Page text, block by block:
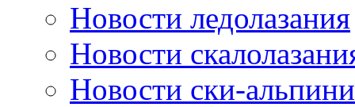
Новости ледолазания
Новости
Новости ски-